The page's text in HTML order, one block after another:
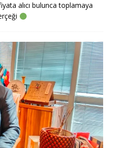
alıcı bulunca toplamaya